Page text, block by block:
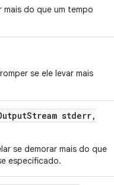
do que um tempo
se ele levar mais
Stream stderr,
se demorar mais do que
especificado.